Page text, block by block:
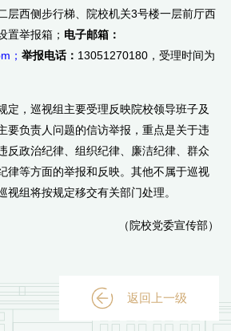
层西侧步行梯、院校机关3号楼一层前厅西
置举报箱； 电子邮箱：
； 举报电话： 13051270180 ，受理时间为
定，巡视组主要受理反映院校领导班子及
要负责人问题的信访举报，重点是关于违
反政治纪律、组织纪律、廉洁纪律、群众
律等方面的举报和反映。其他不属于巡视
视组将按规定移交有关部门处理。
（院校党委宣传部）
返回上一级